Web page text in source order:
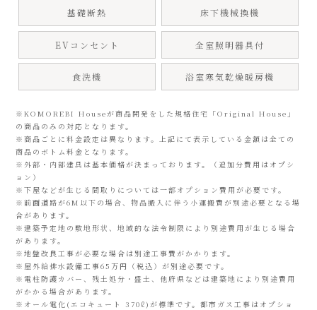
基礎断熱 床下機械換機
EVコンセント 全室照明器具付
食洗機 浴室寒気乾燥暖房機
※KOMOREBI Houseが商品開発をした規格住宅「Original House」
の商品のみの対応となります。
※商品ごとに料金設定は異なります。上記にて表示している金額は全ての
商品のボトム料金となります。
※外部・内部建具は基本価格が決まっております。（追加分費用はオプシ
ョン）
※下屋などが生じる間取りについては一部オプション費用が必要です。
※前面道路が6M以下の場合、物品搬入に伴う小運搬費が別途必要となる場
合があります。
※建築予定地の敷地形状、地域的な法令制限により別途費用が生じる場合
があります。
※地盤改良工事が必要な場合は別途工事費がかかります。
※屋外給排水設備工事65万円（税込）が別途必要です。
※電柱防護カバー、残土処分・盛土、他府県などは建築地により別途費用
がかかる場合があります。
※オール電化(エコキュート 370ℓ)が標準です。都市ガス工事はオプショ